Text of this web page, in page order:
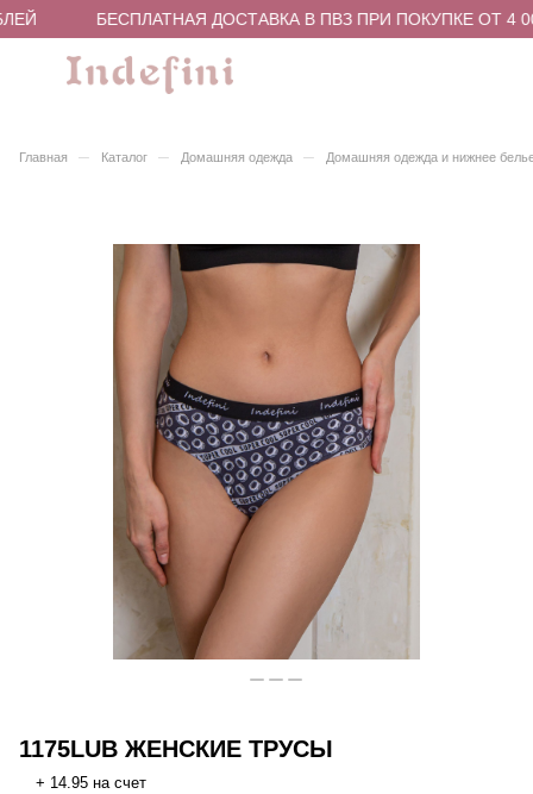
БЕСПЛАТНАЯ ДОСТАВКА В ПВЗ ПРИ ПОКУПКЕ ОТ 4
Главная – Каталог – Домашняя одежда – Домашняя одежда и нижнее
1175LUB ЖЕНСКИЕ ТРУСЫ
+ 14.95 на счет